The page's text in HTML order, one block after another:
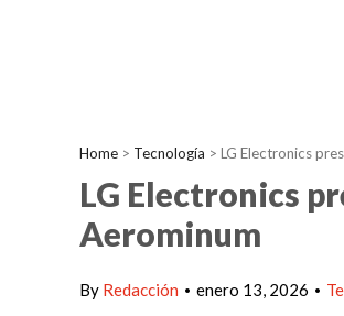
Home > Tecnología > LG Electronics
LG Electronics
Aerominum
By Redacción • enero 13, 2026 •